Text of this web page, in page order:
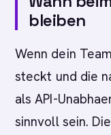
bleiben
Wenn dein
steckt und die
als API-
sinnvoll sein.